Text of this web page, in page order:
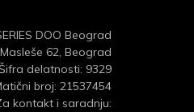
DOO Beograd
62, Beograd
Šifra delatnosti: 9329
broj: 21537454
kontakt i saradnju: